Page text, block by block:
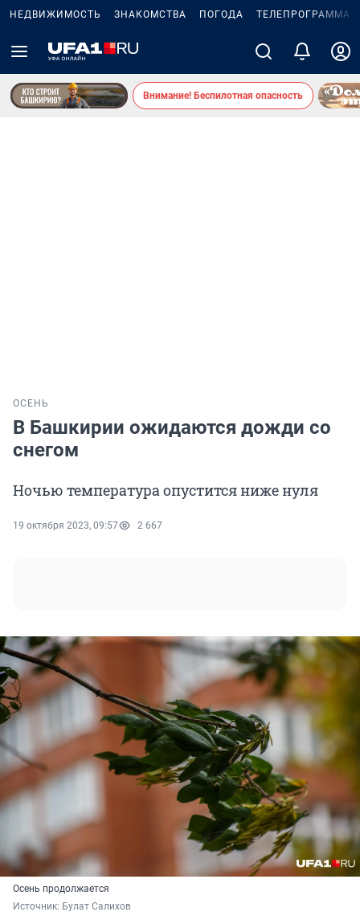
НЕДВИЖИМОСТЬ ЗНАКОМСТВА ПОГОДА ТЕЛЕПРОГРАММА
Внимание! Беспилотная опасность
ОСЕНЬ
В Башкирии ожидаются дожди со
снегом
Ночью температура опустится ниже нуля
19 октября 2023, 09:57 2 667
Осень продолжается
Источник: Булат Салихов